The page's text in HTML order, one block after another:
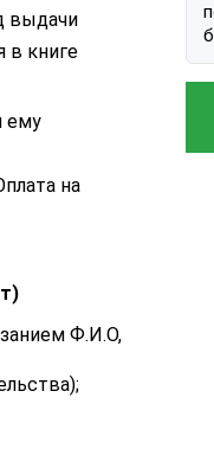
выдачи
в книге
ему
на
Ф.И.О,